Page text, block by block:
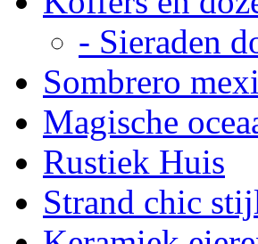
- Sieraden
Sombrero
Magische
Rustiek Huis
Strand chic